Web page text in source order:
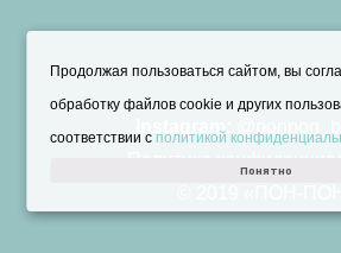
Instagram:
Продолжая пользоваться сайтом, вы
обработку файлов cookie и других
соответствии сполитикой
Понятно